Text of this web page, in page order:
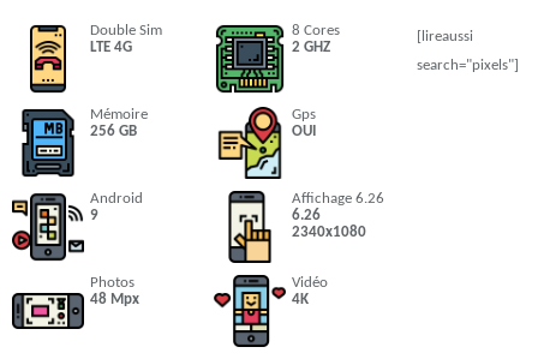
Double Sim
LTE 4G
8 Cores
2 GHZ
Mémoire
256 GB
Gps
OUI
Android
9
Affichage 6.26
6.26
2340x1080
Photos
48 Mpx
Vidéo
4K
[lireaussi
search="pixels"]